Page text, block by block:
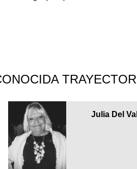
Julia Del